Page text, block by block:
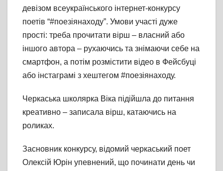
девізом всеукраїнського інтернет-конкурсу
поетів “#поезіянаходу”. Умови участі дуже
прості: треба прочитати вірш – власний або
іншого автора – рухаючись та знімаючи себе на
смартфон, а потім розмістити відео в Фейсбуці
або інстаграмі з хештегом #поезіянаходу.
Черкаська школярка Віка підійшла до питання
креативно – записала вірш, катаючись на
роликах.
Засновник конкурсу, відомий черкаський поет
Олексій Юрін упевнений, що починати день чи